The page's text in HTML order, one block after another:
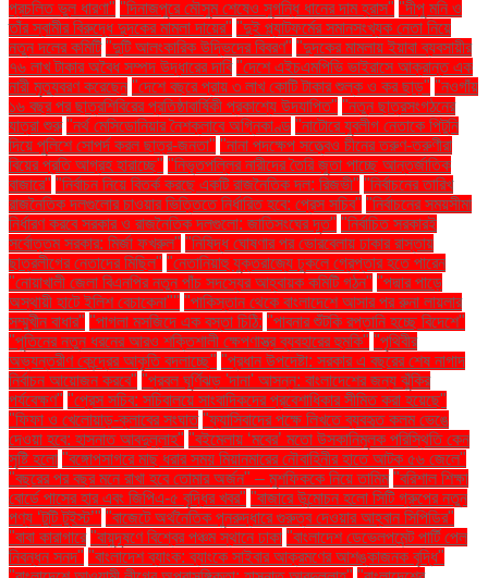
প্রচলিত ভুল ধারণা" "দিনাজপুরে মৌসুম শেষেও সুগন্ধি ধানের দাম হ্রাস" "দীপু মনি ও
তাঁর স্বামীর বিরুদ্ধে দুদকের মামলা দায়ের" "দুই প্ল্যাটফর্মের সমানসংখ্যক নেতা নিয়ে
নতুন দলের কমিটি "দুটি আলংকারিক উদ্ভিদের বিবরণ" "দুদকের মামলায় ইয়াবা ব্যবসায়ীর
৭৬ লাখ টাকার অবৈধ সম্পদ উদ্ধারের দাবি "দেশে এইচএমপিভি ভাইরাসে আক্রান্ত এক
নারী মৃত্যুবরণ করেছেন "দেশে বছরে প্রায় ৩ লাখ কোটি টাকার শুল্ক ও কর ছাড়" "নওগাঁয়
১৬ বছর পর ছাত্রশিবিরের প্রতিষ্ঠাবার্ষিকী প্রকাশ্যে উদযাপিত" "নতুন ছাত্রসংগঠনের
যাত্রা শুরু "নর্থ মেসিডোনিয়ার নৈশক্লাবে অগ্নিকাণ্ড "নাটোরে যুবলীগ নেতাকে পিটুনি
দিয়ে পুলিশে সোপর্দ করল ছাত্র-জনতা" "নানা পদক্ষেপ সত্ত্বেও চীনের তরুণ-তরুণীরা
বিয়ের প্রতি আগ্রহ হারাচ্ছে" "নিভৃতপল্লির নারীদের তৈরি জুতা পাচ্ছে আন্তর্জাতিক
বাজারে" "নির্বাচন নিয়ে বিতর্ক করছে একটি রাজনৈতিক দল: রিজভী" "নির্বাচনের তারিখ
রাজনৈতিক দলগুলোর চাওয়ার ভিত্তিতে নির্ধারিত হবে: প্রেস সচিব" "নির্বাচনের সময়সীমা
নির্ধারণ করবে সরকার ও রাজনৈতিক দলগুলো: জাতিসংঘের দূত" "নির্বাচিত সরকারই
সর্বোত্তম সরকার: মির্জা ফখরুল" "নিষিদ্ধ ঘোষণার পর ভোরবেলায় ঢাকার রাস্তায়
ছাত্রলীগের নেতাদের মিছিল" "নেতানিয়াহু যুক্তরাজ্যে ঢুকলে গ্রেপ্তার হতে পারেন
"নোয়াখালী জেলা বিএনপির নতুন পাঁচ সদস্যের আহ্বায়ক কমিটি গঠন" "পদ্মার পাড়ে
অস্থায়ী হাটে ইলিশ বেচাকেনা"'' "পাকিস্তান থেকে বাংলাদেশে আসার পর রুনা লায়লার
সম্মুখীন বাধার" "পাগলা মসজিদে এক বস্তা চিঠি: "পাবনার শুঁটকি রপ্তানি হচ্ছে বিদেশে"
"পুতিনের নতুন ধরনের আরও শক্তিশালী ক্ষেপণাস্ত্র ব্যবহারের হুমকি" "পৃথিবীর
অভ্যন্তরীণ কেন্দ্রের আকৃতি বদলাচ্ছে" "প্রধান উপদেষ্টা: সরকার এ বছরের শেষ নাগাদ
নির্বাচন আয়োজন করবে" "প্রবল ঘূর্ণিঝড় 'দানা' আসন্ন: বাংলাদেশের জন্য ঝুঁকির
পর্যবেক্ষণ" "প্রেস সচিব: সচিবালয়ে সাংবাদিকদের প্রবেশাধিকার সীমিত করা হয়েছে"
"ফিফা ও খেলোয়াড়-ক্লাবের সংঘাত "ফ্যাসিবাদের পক্ষে লিখতে ব্যবহৃত কলম ভেঙে
দেওয়া হবে: হাসনাত আবদুল্লাহ" "বইমেলায় ‘মবের’ মতো উসকানিমূলক পরিস্থিতি কেন
সৃষ্টি হলো "বঙ্গোপসাগরে মাছ ধরার সময় মিয়ানমারের নৌবাহিনীর হাতে আটক ৫৬ জেলে"
"বছরের পর বছর মনে রাখা হবে তোমার অর্জন" – মুশফিককে নিয়ে তামিম "বরিশাল শিক্ষা
বোর্ডে পাসের হার এবং জিপিএ-৫ বৃদ্ধির খবর" "বাজারে উন্মোচন হলো সিটি গ্রুপের নতুন
পণ্য ‘টুটি টুইস্ট’" "বাজেটে অর্থনৈতিক পুনরুদ্ধারে গুরুত্ব দেওয়ার আহ্বান সিপিডির"
"বাবা কারাগারে "বায়ুদূষণে বিশ্বের পঞ্চম স্থানে ঢাকা "বাংলাদেশ ডেভেলপমেন্ট পার্টি পেল
নিবন্ধন সনদ" "বাংলাদেশ ব্যাংক: ব্যাংকে সাইবার আক্রমণের আশঙ্কাজনক বৃদ্ধি"